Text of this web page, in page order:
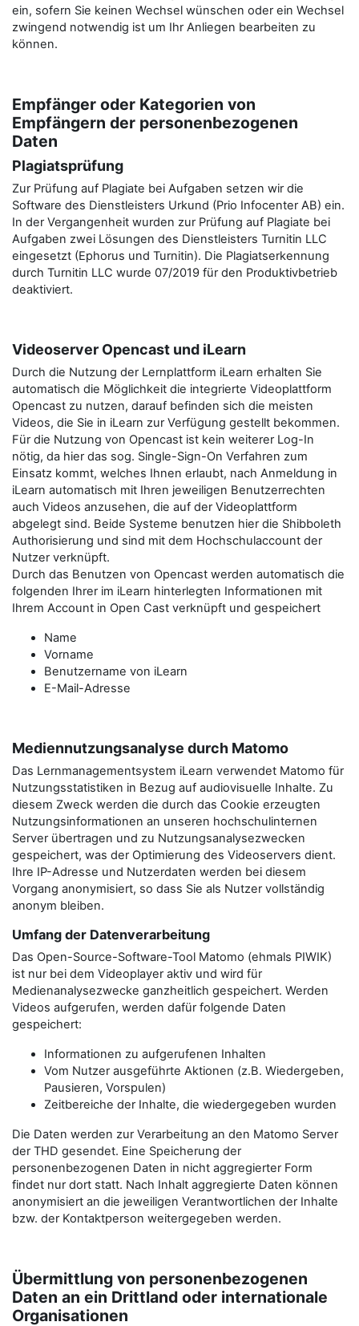
ein, sofern Sie keinen Wechsel wünschen oder ein Wechsel
zwingend notwendig ist um Ihr Anliegen bearbeiten zu
können.
Empfänger oder Kategorien von
Empfängern der personenbezogenen
Daten
Plagiatsprüfung
Zur Prüfung auf Plagiate bei Aufgaben setzen wir die
Software des Dienstleisters Urkund (Prio Infocenter AB) ein.
In der Vergangenheit wurden zur Prüfung auf Plagiate bei
Aufgaben zwei Lösungen des Dienstleisters Turnitin LLC
eingesetzt (Ephorus und Turnitin). Die Plagiatserkennung
durch Turnitin LLC wurde 07/2019 für den Produktivbetrieb
deaktiviert.
Videoserver Opencast und iLearn
Durch die Nutzung der Lernplattform iLearn erhalten Sie
automatisch die Möglichkeit die integrierte Videoplattform
Opencast zu nutzen, darauf befinden sich die meisten
Videos, die Sie in iLearn zur Verfügung gestellt bekommen.
Für die Nutzung von Opencast ist kein weiterer Log-In
nötig, da hier das sog. Single-Sign-On Verfahren zum
Einsatz kommt, welches Ihnen erlaubt, nach Anmeldung in
iLearn automatisch mit Ihren jeweiligen Benutzerrechten
auch Videos anzusehen, die auf der Videoplattform
abgelegt sind. Beide Systeme benutzen hier die Shibboleth
Authorisierung und sind mit dem Hochschulaccount der
Nutzer verknüpft.
Durch das Benutzen von Opencast werden automatisch die
folgenden Ihrer im iLearn hinterlegten Informationen mit
Ihrem Account in Open Cast verknüpft und gespeichert
Name
Vorname
Benutzername von iLearn
E-Mail-Adresse
Mediennutzungsanalyse durch Matomo
Das Lernmanagementsystem iLearn verwendet Matomo für
Nutzungsstatistiken in Bezug auf audiovisuelle Inhalte. Zu
diesem Zweck werden die durch das Cookie erzeugten
Nutzungsinformationen an unseren hochschulinternen
Server übertragen und zu Nutzungsanalysezwecken
gespeichert, was der Optimierung des Videoservers dient.
Ihre IP-Adresse und Nutzerdaten werden bei diesem
Vorgang anonymisiert, so dass Sie als Nutzer vollständig
anonym bleiben.
Umfang der Datenverarbeitung
Das Open-Source-Software-Tool Matomo (ehmals PIWIK)
ist nur bei dem Videoplayer aktiv und wird für
Medienanalysezwecke ganzheitlich gespeichert. Werden
Videos aufgerufen, werden dafür folgende Daten
gespeichert:
Informationen zu aufgerufenen Inhalten
Vom Nutzer ausgeführte Aktionen (z.B. Wiedergeben,
Pausieren, Vorspulen)
Zeitbereiche der Inhalte, die wiedergegeben wurden
Die Daten werden zur Verarbeitung an den Matomo Server
der THD gesendet. Eine Speicherung der
personenbezogenen Daten in nicht aggregierter Form
findet nur dort statt. Nach Inhalt aggregierte Daten können
anonymisiert an die jeweiligen Verantwortlichen der Inhalte
bzw. der Kontaktperson weitergegeben werden.
Übermittlung von personenbezogenen
Daten an ein Drittland oder internationale
Organisationen